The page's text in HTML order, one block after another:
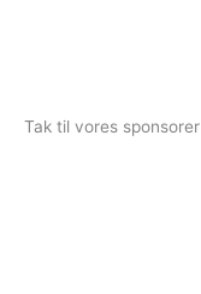
Tak til vores sponsorer